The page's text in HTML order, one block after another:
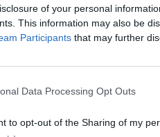
of your personal
This information may also be
Participants that may further
Data Processing Opt Outs
to opt-out of the Sharing of my